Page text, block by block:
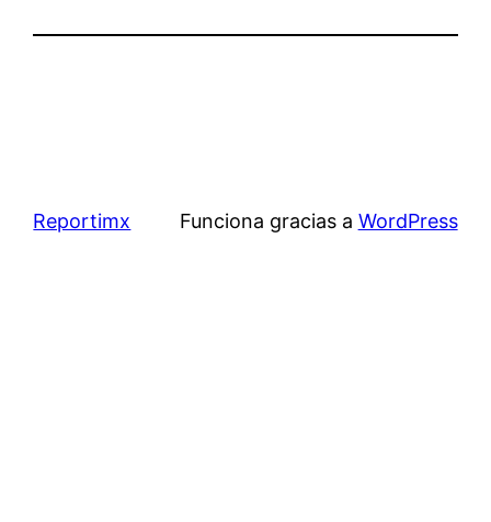
Reportimx Funciona gracias a WordPress